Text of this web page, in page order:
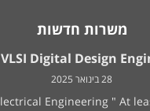
משרות חדשות
VLSI Digital Design
28 בינואר 2025